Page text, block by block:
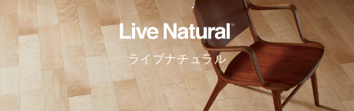
ライブナチュラル